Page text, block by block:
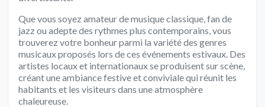
Que vous soyez amateur de musique classique, fan de
jazz ou adepte des rythmes plus contemporains, vous
trouverez votre bonheur parmi la variété des genres
musicaux proposés lors de ces événements estivaux. Des
artistes locaux et internationaux se produisent sur scène,
créant une ambiance festive et conviviale qui réunit les
habitants et les visiteurs dans une atmosphère
chaleureuse.